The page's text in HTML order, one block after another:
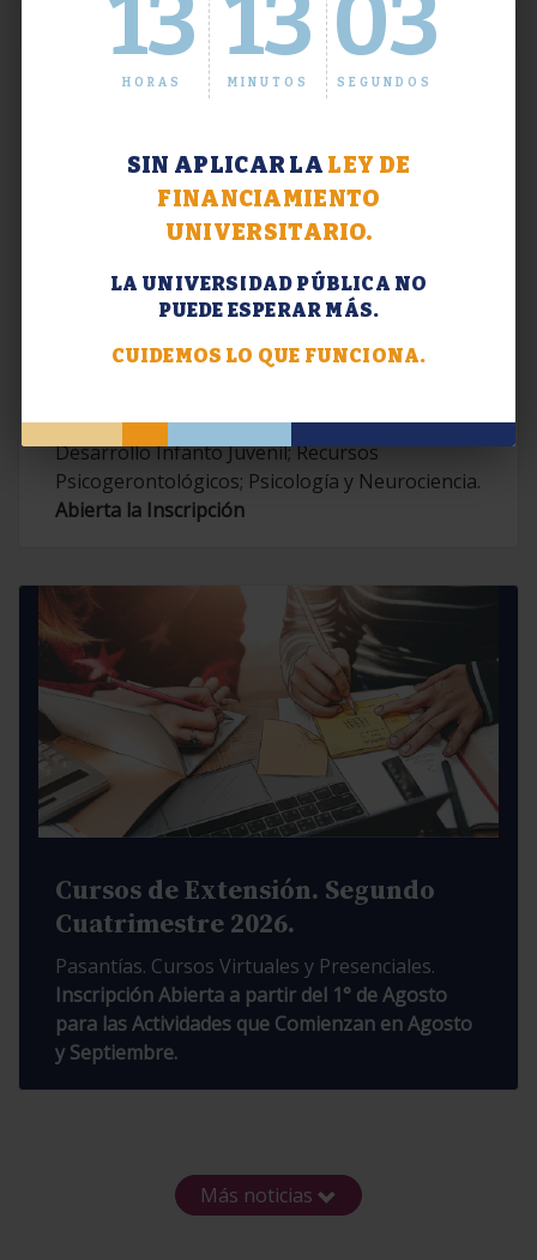
13
HORAS
13
MINUTOS
04
SEGUNDOS
SIN APLICAR LA LEY DE
FINANCIAMIENTO
UNIVERSITARIO.
LA UNIVERSIDAD PÚBLICA NO
PUEDE ESPERAR MÁS.
CUIDEMOS LO QUE FUNCIONA.
Extensión. Diplomaturas 2026.
Contemporáneas; Problemáticas en el
Desarrollo Infanto Juvenil; Recursos
Psicogerontológicos; Psicología y Neurociencia.
Abierta la Inscripción
Cursos de Extensión. Segundo
Cuatrimestre 2026.
Pasantías. Cursos Virtuales y Presenciales.
Inscripción Abierta a partir del 1° de Agosto
para las Actividades que Comienzan en Agosto
y Septiembre.
Más noticias